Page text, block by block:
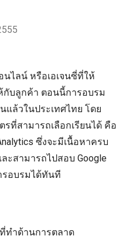
ไลน์ หรือเอเจนซี่ที่ให้
กับลูกค้า ตอนนี้การอบรม
แล้วในประเทศไทย โดย
ที่สามารถเลือกเรียนได้ คือ
ซึ่งจะมีเนื้อหาครบ
ะสามารถไปสอบ Google
รอบรมได้ทันที
ทำด้านการตลาด